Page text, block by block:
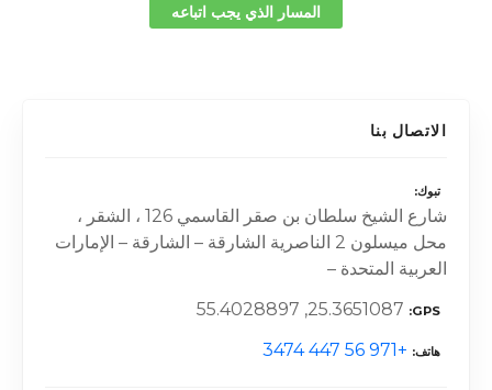
المسار الذي يجب اتباعه
الاتصال بنا
تبوك
شارع الشيخ سلطان بن صقر القاسمي 126 ، الشقر ،
محل ميسلون 2 الناصرية الشارقة – الشارقة – الإمارات
العربية المتحدة –
GPS
25.3651087, 55.4028897
هاتف +971 56 447 3474